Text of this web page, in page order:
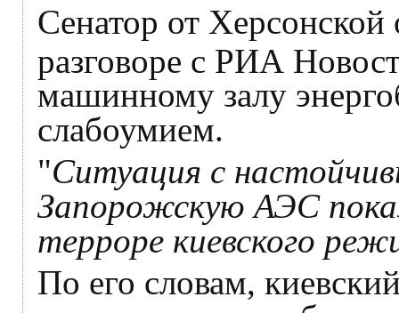
Сенатор от Херсонской
разговоре с РИА
машинному залу
слабоумием.
"Ситуация с
Запорожскую АЭС
терроре киевского
По его словам,